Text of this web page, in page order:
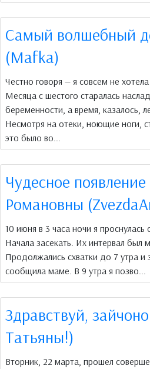
Самый волшебный
(Mafkа)
Честно говоря — я совсем не хотела
Месяца с шестого старалась
беременности, а время, казалось,
Несмотря на отеки, ноющие ноги,
это было во...
Чудесное
Романовны
10 июня в 3 часа ночи я проснулась
Начала засекать. Их интервал был
Продолжались схватки до 7 утра и
сообщила маме. В 9 утра я позво...
Здравствуй,
Татьяны!)
Вторник, 22 марта, прошел